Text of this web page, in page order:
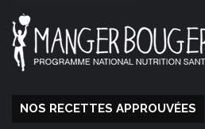
NOS RECETTES APPROUVÉES